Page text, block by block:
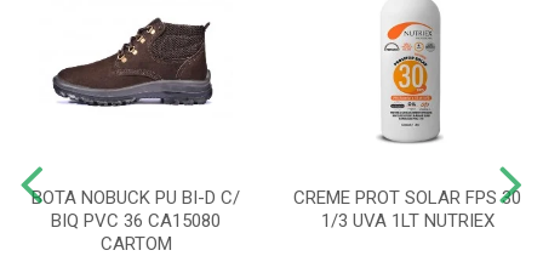
BOTA NOBUCK PU BI-D C/
BIQ PVC 36 CA15080
CARTOM
CREME PROT SOLAR FPS 30
1/3 UVA 1LT NUTRIEX